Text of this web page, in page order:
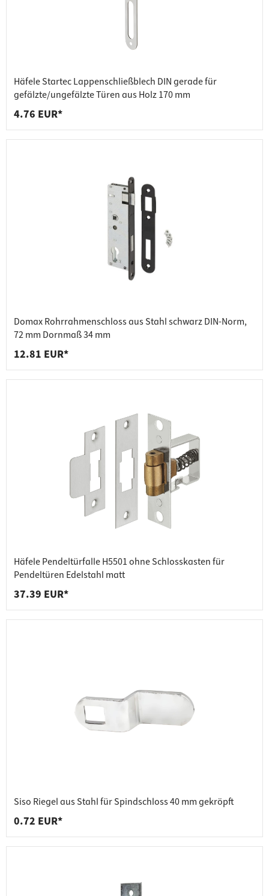
Häfele Startec Lappenschließblech DIN gerade für
gefälzte/ungefälzte Türen aus Holz 170 mm
4.76 EUR*
Domax Rohrrahmenschloss aus Stahl schwarz DIN-Norm,
72 mm Dornmaß 34 mm
12.81 EUR*
Häfele Pendeltürfalle H5501 ohne Schlosskasten für
Pendeltüren Edelstahl matt
37.39 EUR*
Siso Riegel aus Stahl für Spindschloss 40 mm gekröpft
0.72 EUR*